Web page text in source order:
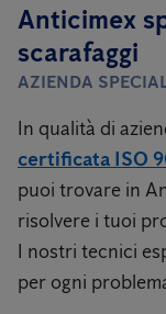
Anticimex
scarafaggi
AZIENDA
In qualità di
certificata ISO
puoi trovare in
risolvere i tuoi
I nostri tecnici
per ogni